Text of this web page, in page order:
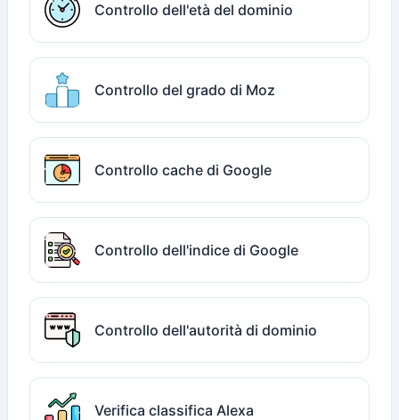
Controllo dell'età del dominio
Controllo del grado di Moz
Controllo cache di Google
Controllo dell'indice di Google
Controllo dell'autorità di dominio
Verifica classifica Alexa